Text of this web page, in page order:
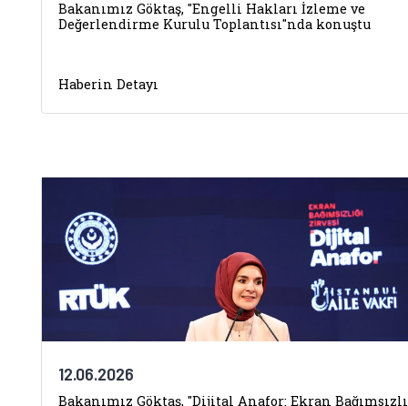
Bakanımız Göktaş, "Engelli Hakları İzleme ve
Değerlendirme Kurulu Toplantısı"nda konuştu
Haberin Detayı
12.06.2026
Bakanımız Göktaş, "Dijital Anafor: Ekran